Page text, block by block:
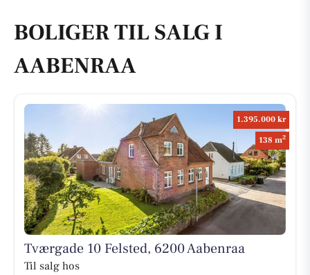
BOLIGER TIL SALG I
AABENRAA
1.395.000 kr
138 m2
Tværgade 10 Felsted, 6200 Aabenraa
Til salg hos